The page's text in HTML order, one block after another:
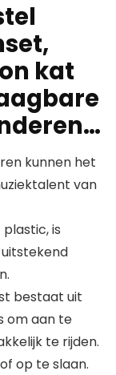
kat
kunnen het
van
is
bestaat uit
om aan te
te rijden.
op te slaan.